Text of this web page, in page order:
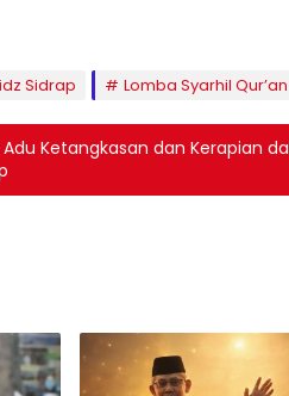
Sidrap Lomba Syarhil Qur’an
Ketangkasan dan Kerapian